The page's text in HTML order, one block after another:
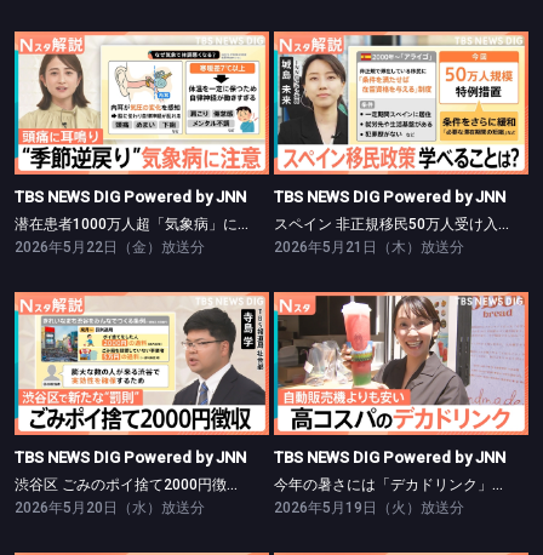
TBS NEWS DIG Powered by JNN
潜在患者1000万人超「気象病」に注意【Nスタ】
TBS NEWS DIG Powered by JNN
潜在患者1000万人超「気象病」に注意【Nスタ】
2026年5月22日（金）放送分
TBS NEWS DIG Powered by JNN
スペイン 非正規移民50万人受け入れ【Nスタ】
TBS NEWS DIG Powered by JNN
スペイン 非正規移民50万人受け入れ【Nスタ】
2026年5月21日（木）放送分
TBS NEWS DIG Powered by JNN
TBS NEWS DIG Powered by JNN
渋谷区 ごみのポイ捨て2000円徴収【Nスタ】
2026年5月20日（水）放送分
TBS NEWS DIG Powered by JNN
今年の暑さには「デカドリンク」に注目【Nスタ】
TBS NEWS DIG Powered by JNN
今年の暑さには「デカドリンク」に注目【Nスタ】
2026年5月19日（火）放送分